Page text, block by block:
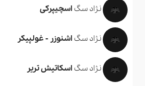
نژاد سگ اسچیپرکی
نژاد سگ اشنوزر - غولپیکر
نژاد سگ اسکاتیش تریر